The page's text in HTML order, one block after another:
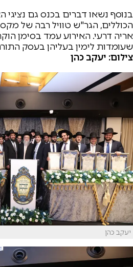
בנוסף נשאו דברים בכנס גם
הכוללים, הגר"ש טוויל רבה של
אריה דרעי. האירוע עמד בסימן
שעומדות לימין בעליהן בעסק
צילום: יעקב כהן
יעקב כהן